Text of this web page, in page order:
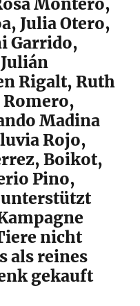
Julia Otero,
Garrido,
Rigalt, Ruth
Madina
Rojo,
Boikot,
Pino,
unterstützt
nicht
als reines
gekauft